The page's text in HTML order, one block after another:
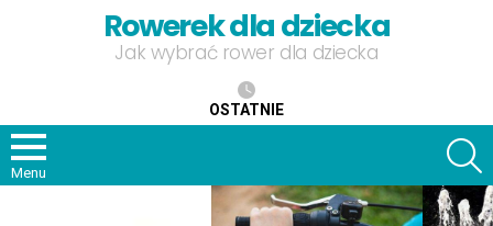
Rowerek dla dziecka
Jak wybrać rower dla dziecka
OSTATNIE
Menu